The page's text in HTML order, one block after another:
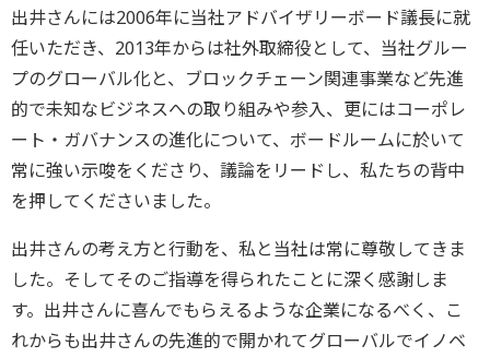
出井さんには2006年に当社アドバイザリーボード議長に就
任いただき、2013年からは社外取締役として、当社グルー
プのグローバル化と、ブロックチェーン関連事業など先進
的で未知なビジネスへの取り組みや参入、更にはコーポレ
ート・ガバナンスの進化について、ボードルームに於いて
常に強い示唆をくださり、議論をリードし、私たちの背中
を押してくださいました。
出井さんの考え方と行動を、私と当社は常に尊敬してきま
した。そしてそのご指導を得られたことに深く感謝しま
す。出井さんに喜んでもらえるような企業になるべく、こ
れからも出井さんの先進的で開かれてグローバルでイノベ